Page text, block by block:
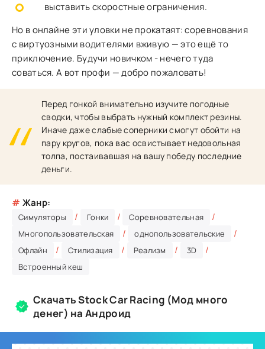
выставить скоростные ограничения.
Но в онлайне эти уловки не прокатаят: соревнования
с виртуозными водителями вживую — это ещё то
приключение. Будучи новичком - нечего туда
соваться. А вот профи — добро пожаловать!
Перед гонкой внимательно изучите погодные
сводки, чтобы выбрать нужный комплект резины.
Иначе даже слабые соперники смогут обойти на
пару кругов, пока вас освистывает недовольная
толпа, постаивавшая на вашу победу последние
деньги.
# Жанр:
Симуляторы / Гонки / Соревновательная /
Многопользовательская / однопользовательские /
Офлайн / Стилизация / Реализм / 3D /
Встроенный кеш
Скачать Stock Car Racing (Мод много
денег) на Андроид